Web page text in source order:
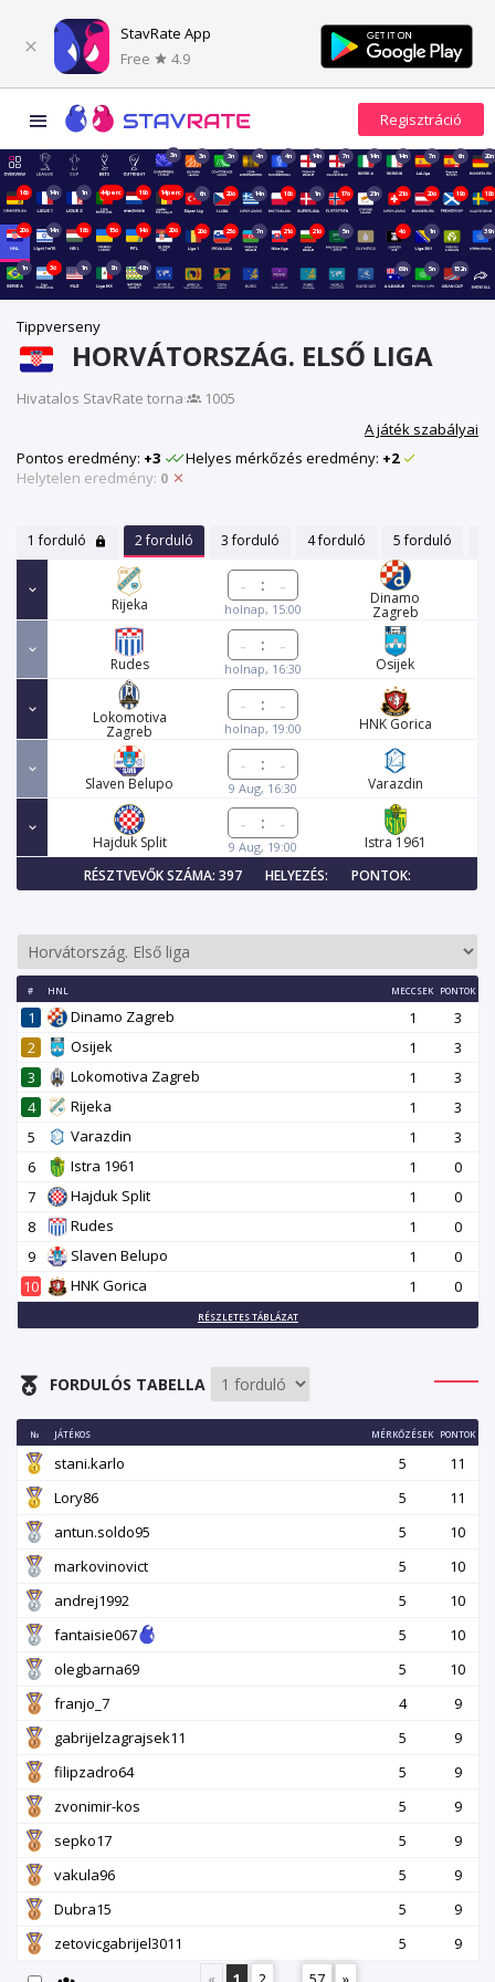
StavRate App
Free
4.9
3n 3n 3n 4n 4n 14n 7n 14n 14n 7n 6n 20n
16ó 14n 1n 44perc 19ó 14perc 6n 20ó 14n 18ó 1n 17ó 21n 21ó 20ó 19ó 18ó
20ó 14n 18ó 15ó 14ó 20ó 20ó 23ó 7n 21ó 21ó 5n 4ó 1n 39n
1n 3ó 1n 8n 48n 69n 5n 152n
Tippverseny
HORVÁTORSZÁG. ELSŐ LIGA
Hivatalos StavRate torna·
1005
A játék szabályai
Pontos eredmény: +3 Helyes mérkőzés eredmény: +2
Helytelen eredmény: 0
1 forduló 2 forduló 3 forduló 4 forduló 5 forduló
Rijeka
:
holnap, 15:00
Dinamo
Zagreb
Rudes
:
holnap, 16:30 Osijek
Lokomotiva
Zagreb
:
holnap, 19:00 HNK Gorica
Slaven Belupo
:
9 Aug, 16:30 Varazdin
Hajduk Split
:
9 Aug, 19:00
Istra 1961
RÉSZTVEVŐK SZÁMA: 397
HELYEZÉS: PONTOK:
# HNL MECCSEK PONTOK
1 Dinamo Zagreb 1
3
2
Osijek 1
3
3
Lokomotiva Zagreb 1
3
4
Rijeka 1
3
5
Varazdin 1
3
6
Istra 1961 1
0
7
Hajduk Split 1
0
8
Rudes 1
0
9
Slaven Belupo 1
0
10
HNK Gorica 1 0
RÉSZLETES TÁBLÁZAT
FORDULÓS TABELLA
№ JÁTÉKOS MÉRKŐZÉSEK PONTOK
stani.karlo 5
11
Lory86
5
11
antun.soldo95
5
10
markovinovict
5
10
andrej1992
5
10
fantaisie067
5
10
olegbarna69
5
10
franjo_7
4
9
gabrijelzagrajsek11
5
9
filipzadro64
5
9
zvonimir-kos
5
9
sepko17
5
9
vakula96
5
9
Dubra15
5
9
zetovicgabrijel3011
5
9